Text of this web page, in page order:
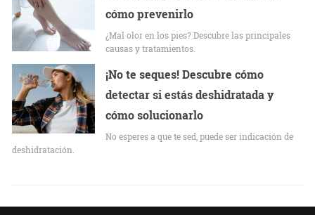
cómo prevenirlo
¿Mal olor en los pies? Descubre las principales
causas y tratamientos.
¡No te seques! Descubre cómo
detectar si estás deshidratada y
cómo solucionarlo
No esperes a que te sed, puede ser indicación de
deshidratación.